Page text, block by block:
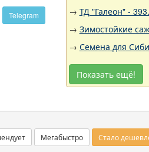
Telegram
→ ТД "Галеон" -
→ Зимостойкие
→ Семена для
Показать ещё!
Мегабыстро Стало